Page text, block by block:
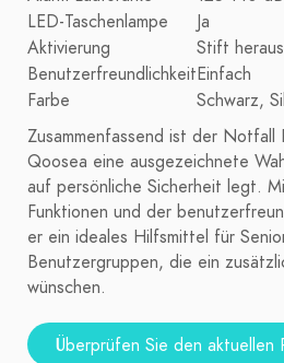
LED-Taschenlampe
Ja
Aktivierung
Stift
BenutzerfreundlichkeitEinfach
Farbe
Schwarz,
Zusammenfassend ist der Notfall
Qoosea eine ausgezeichnete
auf persönliche Sicherheit legt.
Funktionen und der
er ein ideales Hilfsmittel für
Benutzergruppen, die ein
wünschen.
Überprüfen Sie den aktuellen